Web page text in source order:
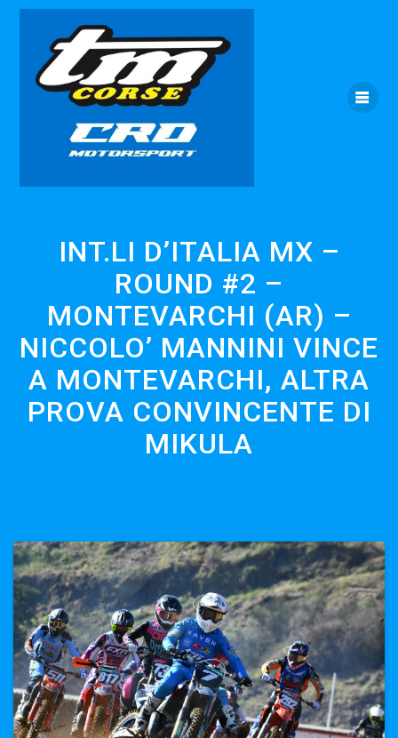
Skip
content
INT.LI D’ITALIA MX –
ROUND #2 –
MONTEVARCHI (AR) –
NICCOLO’ MANNINI VINCE
A MONTEVARCHI, ALTRA
PROVA CONVINCENTE DI
MIKULA